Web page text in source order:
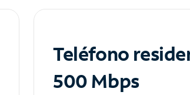
Teléfono
500 Mbps